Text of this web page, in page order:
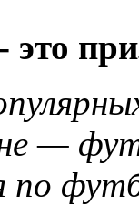
это
—
по